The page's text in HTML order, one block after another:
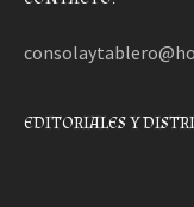
EDITORIALES Y